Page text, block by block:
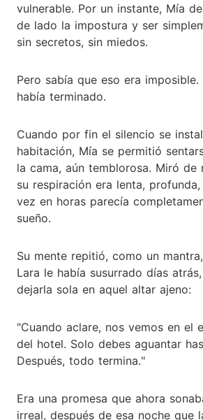
vulnerable. Por un instante, Mía
de lado la impostura y ser
sin secretos, sin miedos.
Pero sabía que eso era
había terminado.
Cuando por fin el silencio se
habitación, Mía se permitió
la cama, aún temblorosa. Miró de
su respiración era lenta,
vez en horas parecía
sueño.
Su mente repitió, como un
Lara le había susurrado días
dejarla sola en aquel altar ajeno:
"Cuando aclare, nos vemos en el
del hotel. Solo debes aguantar
Después, todo termina."
Era una promesa que ahora
irreal, después de esa noche que